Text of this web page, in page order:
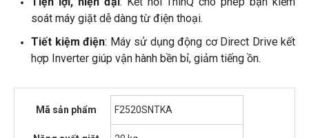
soát máy giặt dễ dàng từ điện thoại.
Tiết kiệm điện: Máy sử dụng động cơ Direct Drive kết
hợp Inverter giúp vận hành bền bỉ, giảm tiếng ồn.
Mã sản phẩm F2520SNTKA